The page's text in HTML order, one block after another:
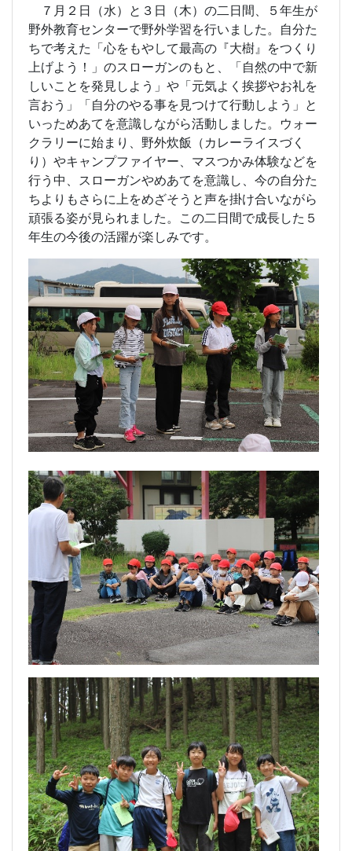
７月２日（水）と３日（木）の二日間、５年生が
野外教育センターで野外学習を行いました。自分た
ちで考えた「心をもやして最高の『大樹』をつくり
上げよう！」のスローガンのもと、「自然の中で新
しいことを発見しよう」や「元気よく挨拶やお礼を
言おう」「自分のやる事を見つけて行動しよう」と
いっためあてを意識しながら活動しました。ウォー
クラリーに始まり、野外炊飯（カレーライスづく
り）やキャンプファイヤー、マスつかみ体験などを
行う中、スローガンやめあてを意識し、今の自分た
ちよりもさらに上をめざそうと声を掛け合いながら
頑張る姿が見られました。この二日間で成長した５
年生の今後の活躍が楽しみです。